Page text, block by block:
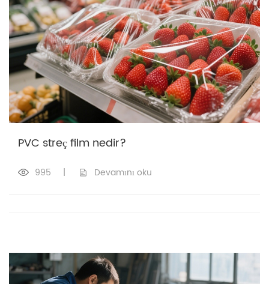
PVC streç film nedir?
995 | Devamını oku